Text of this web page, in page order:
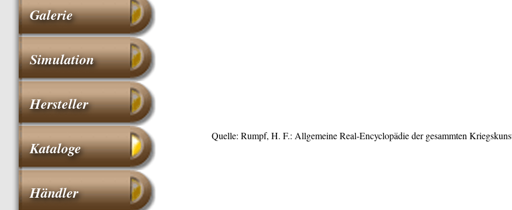
Quelle: Rumpf, H. F.: Allgemeine Real-Encyclopädie der gesammten
Galerie
Simulation
Hersteller
Kataloge
Händler